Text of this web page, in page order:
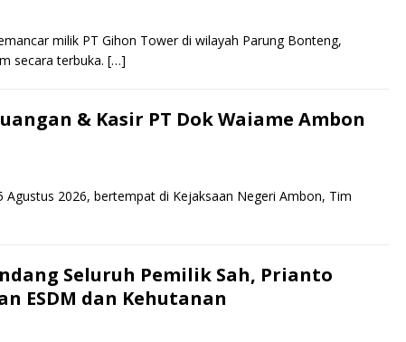
milik PT Gihon Tower di wilayah Parung Bonteng,
secara terbuka. […]
& Kasir PT Dok Waiame Ambon
2026, bertempat di Kejaksaan Negeri Ambon, Tim
Seluruh Pemilik Sah, Prianto
ESDM dan Kehutanan